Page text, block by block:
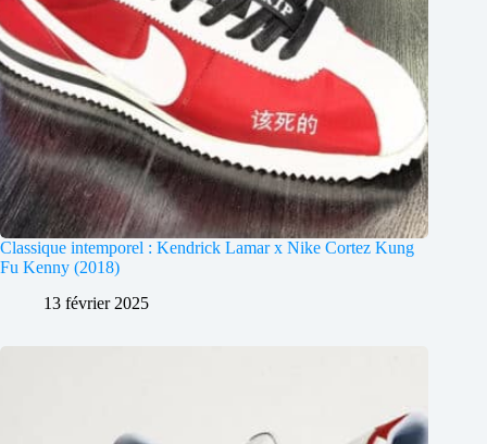
Classique intemporel : Kendrick Lamar x Nike Cortez Kung
Fu Kenny (2018)
13 février 2025